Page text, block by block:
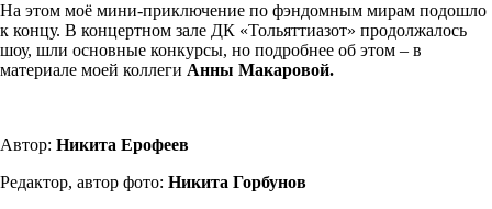
На этом моё мини-приключение по фэндомным мирам подошло
к концу. В концертном зале ДК «Тольяттиазот» продолжалось
шоу, шли основные конкурсы, но подробнее об этом – в
материале моей коллеги Анны Макаровой.
Автор: Никита Ерофеев
Редактор, автор фото: Никита Горбунов